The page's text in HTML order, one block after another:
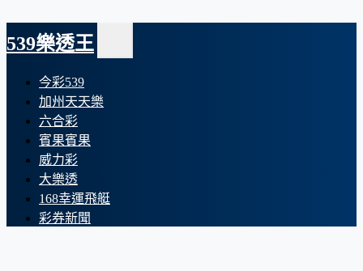
539樂透王
今彩539
加州天天樂
六合彩
賓果賓果
威力彩
大樂透
168幸運飛艇
彩券新聞